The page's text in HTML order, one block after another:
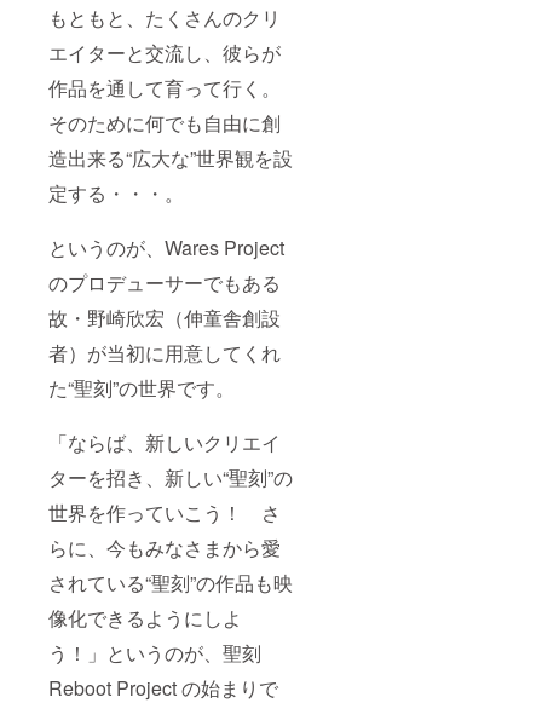
もともと、たくさんのクリ
エイターと交流し、彼らが
作品を通して育って行く。
そのために何でも自由に創
造出来る“広大な”世界観を設
定する・・・。
というのが、Wares Project
のプロデューサーでもある
故・野崎欣宏（伸童舎創設
者）が当初に用意してくれ
た“聖刻”の世界です。
「ならば、新しいクリエイ
ターを招き、新しい“聖刻”の
世界を作っていこう！ さ
らに、今もみなさまから愛
されている“聖刻”の作品も映
像化できるようにしよ
う！」というのが、聖刻
Reboot Project の始まりで